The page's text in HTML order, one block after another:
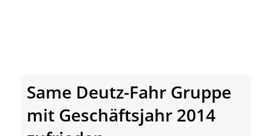
Same Deutz-Fahr Gruppe
mit Geschäftsjahr 2014